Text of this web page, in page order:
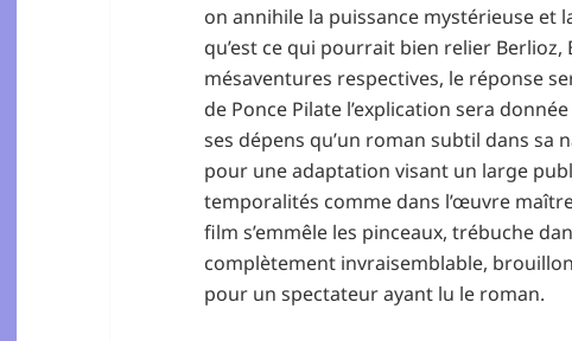
on annihile la puissance mystérieuse et
qu’est ce qui pourrait bien relier
mésaventures respectives, le réponse
de Ponce Pilate l’explication sera
ses dépens qu’un roman subtil dans
pour une adaptation visant un large
temporalités comme dans l’œuvre
film s’emmêle les pinceaux, trébuche
complètement invraisemblable,
pour un spectateur ayant lu le roman.